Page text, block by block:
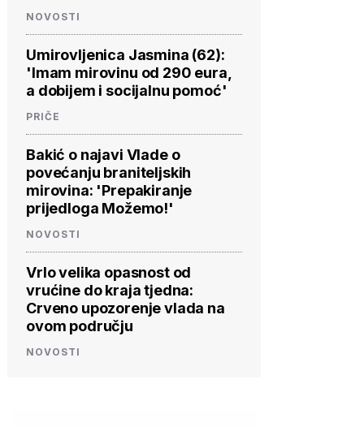
NOVOSTI
Umirovljenica Jasmina (62):
'Imam mirovinu od 290 eura,
a dobijem i socijalnu pomoć'
PRIČE
Bakić o najavi Vlade o
povećanju braniteljskih
mirovina: 'Prepakiranje
prijedloga Možemo!'
NOVOSTI
Vrlo velika opasnost od
vrućine do kraja tjedna:
Crveno upozorenje vlada na
ovom području
NOVOSTI